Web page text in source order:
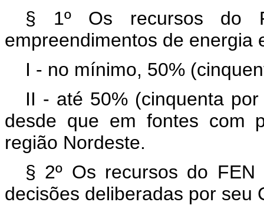
§ 1º Os recursos do
empreendimentos de energia
I - no mínimo, 50%
II - até 50% (cinquenta
desde que em fontes com
região Nordeste.
§ 2º Os recursos do
decisões deliberadas por seu